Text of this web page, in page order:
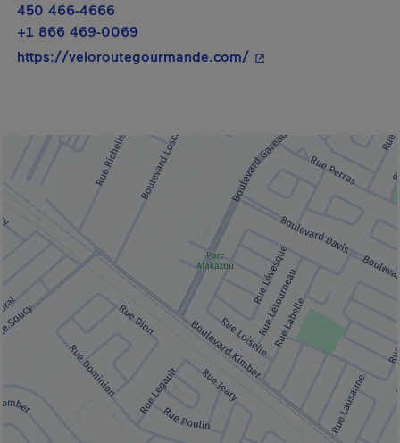
450 466-4666
+1 866 469-0069
https://veloroutegourmande.com/- Cet hyperlien